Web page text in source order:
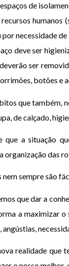
de
humanos
necessidade
deve ser
ser
botões e
que também,
de calçado,
que a situação
organização das
nem sempre são
que dar a
a maximizar o
angústias,
realidade que